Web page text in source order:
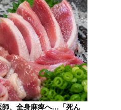
師、全身麻痺へ…「死ん